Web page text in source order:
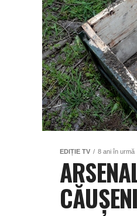
EDIȚIE TV 8 ani în urmă